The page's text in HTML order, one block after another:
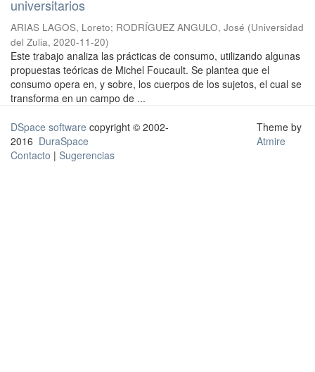
universitarios
ARIAS LAGOS, Loreto; RODRÍGUEZ ANGULO, José (Universidad
del Zulia, 2020-11-20)
Este trabajo analiza las prácticas de consumo, utilizando algunas
propuestas teóricas de Michel Foucault. Se plantea que el
consumo opera en, y sobre, los cuerpos de los sujetos, el cual se
transforma en un campo de ...
DSpace software copyright © 2002-
2016 DuraSpace
Contacto | Sugerencias
Theme by
Atmire